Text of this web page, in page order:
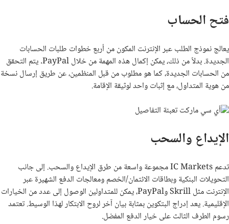
فتح الحساب
يعالج نموذج الطلب عبر الإنترنت المكون من أربع خطوات طلبات الحسابات
الجديدة. بدلاً من ذلك، يمكن إكمال هذه المهمة من خلالPayPal. يتم التحقق
من الحسابات الجديدة، كما هو مطلوب من قبل المنظمين، عن طريق إرسال نسخة
من هوية المتداول، مع إثبات واحد لوثيقة الإقامة.
الإيداع والسحب
تدعمIC Marketsمجموعة واسعة من طرق الإيداع والسحب. إلى جانب
التحويلات البنكية وبطاقات الائتمان/الخصم ومعالجات الدفع الشهيرة عبر
الإنترنت مثلSkrillوPayPal، يمكن للمتداولين الوصول إلى عدد من الخيارات
الإقليمية. يعد إدراج البتكوين بمثابة بيان آخر لروح الابتكار لهذا الوسيط. تعتمد
رسوم الطرف الثالث على خيار الدفع المفضل.